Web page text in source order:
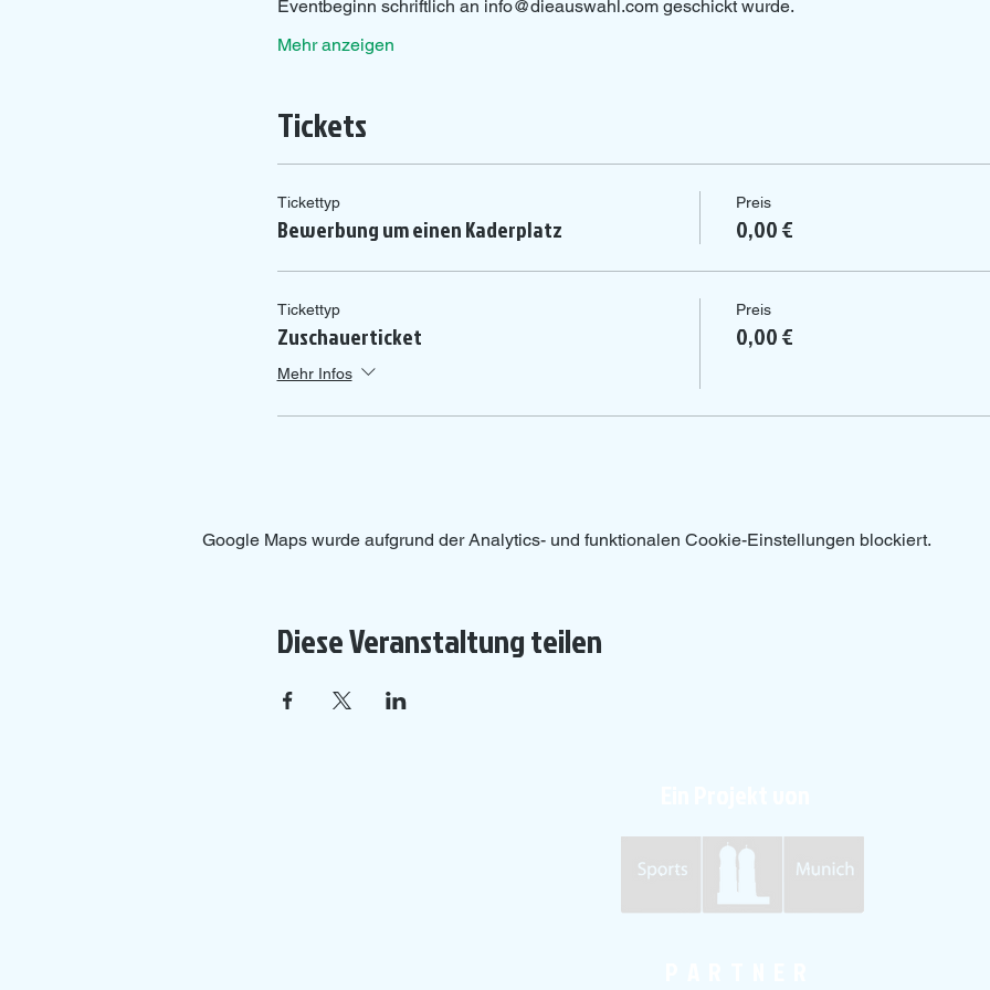
Eventbeginn schriftlich an info@dieauswahl.com geschickt wurde.
Mehr anzeigen
Tickets
Tickettyp
Bewerbung um einen Kaderplatz
Preis
0,00 €
Tickettyp
Zuschauerticket
Mehr Infos
Preis
0,00 €
Google Maps wurde aufgrund der Analytics- und funktionalen Cookie-Einstellungen blockiert.
Diese Veranstaltung teilen